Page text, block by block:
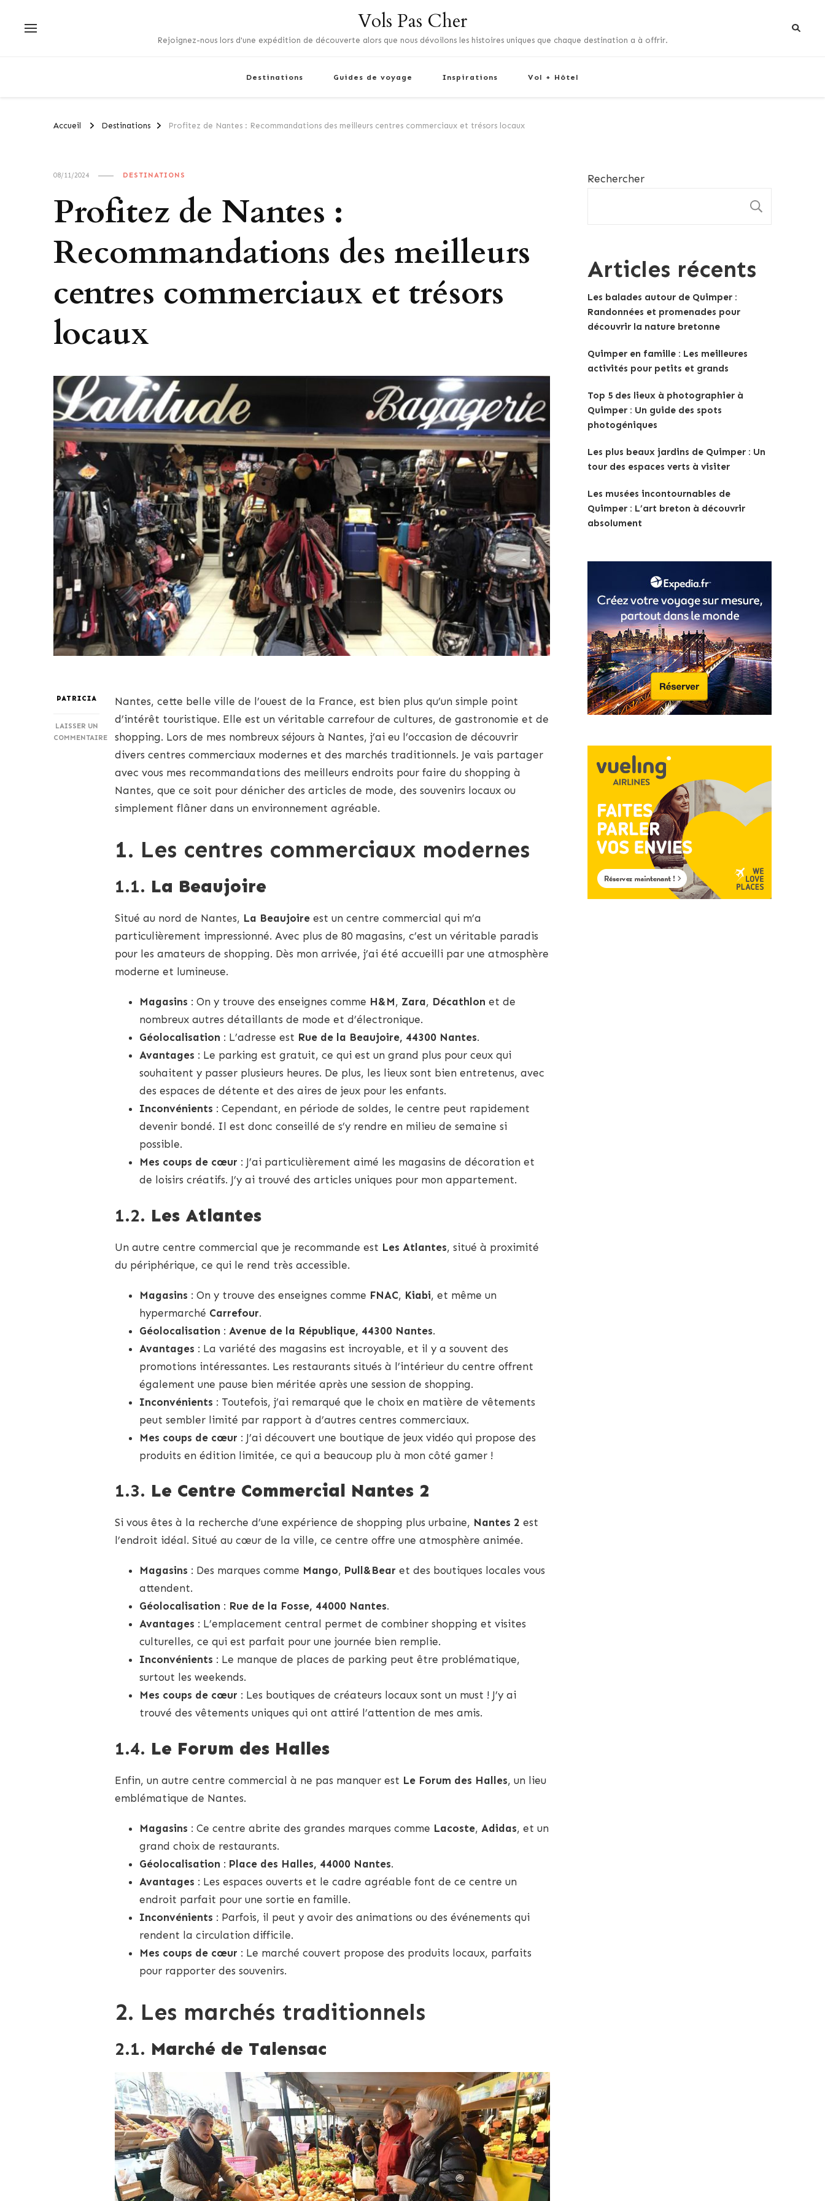
Vols Pas Cher
Rejoignez-nous lors d'une expédition de découverte alors que nous dévoilons les histoires uniques que chaque destination a à offrir.
Destinations Guides de voyage Inspirations Vol + Hôtel
Accueil Destinations Profitez de Nantes : Recommandations des meilleurs centres commerciaux et trésors locaux
08/11/2024 DESTINATIONS
Profitez de Nantes :
Recommandations des meilleurs
centres commerciaux et trésors
locaux
PATRICIA
LAISSER UN
COMMENTAIRE
RECOMMANDATIONS
COMMERCIAUX
Nantes, cette belle ville de l’ouest de la France, est bien plus qu’un simple point
d’intérêt touristique. Elle est un véritable carrefour de cultures, de gastronomie et de
shopping. Lors de mes nombreux séjours à Nantes, j’ai eu l’occasion de découvrir
divers centres commerciaux modernes et des marchés traditionnels. Je vais partager
avec vous mes recommandations des meilleurs endroits pour faire du shopping à
Nantes, que ce soit pour dénicher des articles de mode, des souvenirs locaux ou
simplement flâner dans un environnement agréable.
1. Les centres commerciaux modernes
1.1. La Beaujoire
Situé au nord de Nantes, La Beaujoire est un centre commercial qui m’a
particulièrement impressionné. Avec plus de 80 magasins, c’est un véritable paradis
pour les amateurs de shopping. Dès mon arrivée, j’ai été accueilli par une atmosphère
moderne et lumineuse.
Magasins : On y trouve des enseignes comme H&M, Zara, Décathlon et de
nombreux autres détaillants de mode et d’électronique.
Géolocalisation : L’adresse est Rue de la Beaujoire, 44300 Nantes.
Avantages : Le parking est gratuit, ce qui est un grand plus pour ceux qui
souhaitent y passer plusieurs heures. De plus, les lieux sont bien entretenus, avec
des espaces de détente et des aires de jeux pour les enfants.
Inconvénients : Cependant, en période de soldes, le centre peut rapidement
devenir bondé. Il est donc conseillé de s’y rendre en milieu de semaine si
possible.
Mes coups de cœur : J’ai particulièrement aimé les magasins de décoration et
de loisirs créatifs. J’y ai trouvé des articles uniques pour mon appartement.
1.2. Les Atlantes
Un autre centre commercial que je recommande est Les Atlantes, situé à proximité
du périphérique, ce qui le rend très accessible.
Magasins : On y trouve des enseignes comme FNAC, Kiabi, et même un
hypermarché Carrefour.
Géolocalisation : Avenue de la République, 44300 Nantes.
Avantages : La variété des magasins est incroyable, et il y a souvent des
promotions intéressantes. Les restaurants situés à l’intérieur du centre offrent
également une pause bien méritée après une session de shopping.
Inconvénients : Toutefois, j’ai remarqué que le choix en matière de vêtements
peut sembler limité par rapport à d’autres centres commerciaux.
Mes coups de cœur : J’ai découvert une boutique de jeux vidéo qui propose des
produits en édition limitée, ce qui a beaucoup plu à mon côté gamer !
1.3. Le Centre Commercial Nantes 2
Si vous êtes à la recherche d’une expérience de shopping plus urbaine, Nantes 2 est
l’endroit idéal. Situé au cœur de la ville, ce centre offre une atmosphère animée.
Magasins : Des marques comme Mango, Pull&Bear et des boutiques locales vous
attendent.
Géolocalisation : Rue de la Fosse, 44000 Nantes.
Avantages : L’emplacement central permet de combiner shopping et visites
culturelles, ce qui est parfait pour une journée bien remplie.
Inconvénients : Le manque de places de parking peut être problématique,
surtout les weekends.
Mes coups de cœur : Les boutiques de créateurs locaux sont un must ! J’y ai
trouvé des vêtements uniques qui ont attiré l’attention de mes amis.
1.4. Le Forum des Halles
Enfin, un autre centre commercial à ne pas manquer est Le Forum des Halles, un lieu
emblématique de Nantes.
Magasins : Ce centre abrite des grandes marques comme Lacoste, Adidas, et un
grand choix de restaurants.
Géolocalisation : Place des Halles, 44000 Nantes.
Avantages : Les espaces ouverts et le cadre agréable font de ce centre un
endroit parfait pour une sortie en famille.
Inconvénients : Parfois, il peut y avoir des animations ou des événements qui
rendent la circulation difficile.
Mes coups de cœur : Le marché couvert propose des produits locaux, parfaits
pour rapporter des souvenirs.
2. Les marchés traditionnels
2.1. Marché de Talensac
Rechercher
Articles récents
Les balades autour de Quimper :
Randonnées et promenades pour
découvrir la nature bretonne
Quimper en famille : Les meilleures
activités pour petits et grands
Top 5 des lieux à photographier à
Quimper : Un guide des spots
photogéniques
Les plus beaux jardins de Quimper : Un
tour des espaces verts à visiter
Les musées incontournables de
Quimper : L’art breton à découvrir
absolument